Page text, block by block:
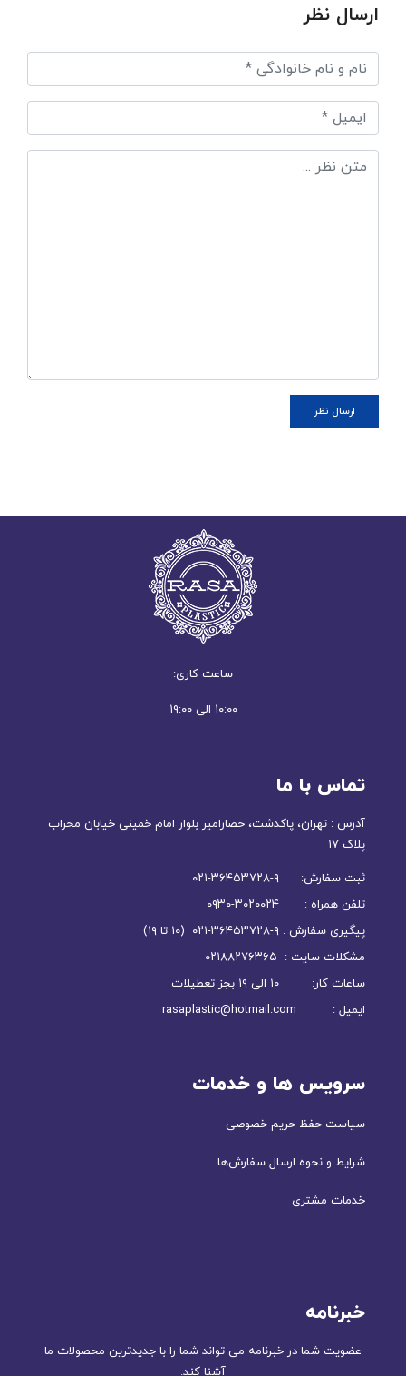
ارسال نظر
ساعت کاری:
۱۰:۰۰ الی ۱۹:۰۰
تماس با ما
آدرس : تهران، پاکدشت، حصارامیر بلوار امام خمینی خیابان محراب
پلاک ۱۷
ثبت سفارش: ۹-۳۶۴۵۳۷۲۸-۰۲۱
تلفن همراه : ۳۰۲۰۰۲۴-۰۹۳۰
پیگیری سفارش : ۹-۳۶۴۵۳۷۲۸-۰۲۱ (۱۰ تا ۱۹)
مشکلات سایت : ۰۲۱۸۸۲۷۶۳۶۵
ساعات کار: ۱۰ الی ۱۹ بجز تعطیلات
ایمیل : rasaplastic@hotmail.com
سرویس ها و خدمات
سیاست حفظ حریم خصوصی
شرایط و نحوه ارسال سفارش‌ها
خدمات مشتری
خبرنامه
عضویت شما در خبرنامه می تواند شما را با جدیدترین محصولات ما
آشنا کند.